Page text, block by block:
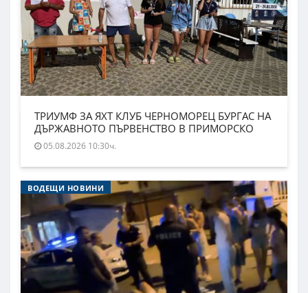
ТРИУМФ ЗА ЯХТ КЛУБ ЧЕРНОМОРЕЦ БУРГАС НА
ДЪРЖАВНОТО ПЪРВЕНСТВО В ПРИМОРСКО
05.08.2026 10:30ч.
ВОДЕЩИ НОВИНИ